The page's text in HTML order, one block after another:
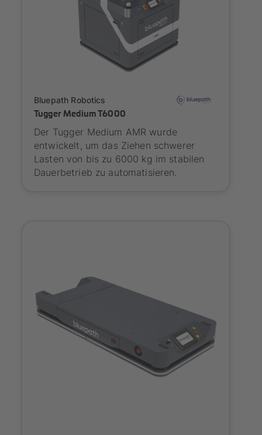
Bluepath Robotics
Tugger Medium T6000
Der Tugger Medium AMR wurde
entwickelt, um das Ziehen schwerer
Lasten von bis zu 6000 kg im stabilen
Dauerbetrieb zu automatisieren.